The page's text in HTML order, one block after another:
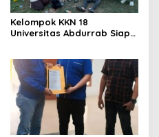
Kelompok KKN 18
Universitas Abdurrab Siap
Masyarakat Desa Pulau
Deras